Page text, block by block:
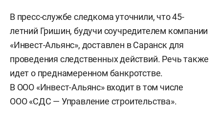
В пресс-службе следкома уточнили, что 45-
летний Гришин, будучи соучредителем компании
«Инвест-Альянс», доставлен в Саранск для
проведения следственных действий. Речь также
идет о преднамеренном банкротстве.
В ООО «Инвест-Альянс» входит в том числе
ООО «СДС — Управление строительства».